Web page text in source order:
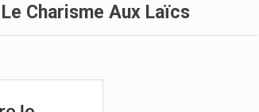
Charisme Aux Laïcs